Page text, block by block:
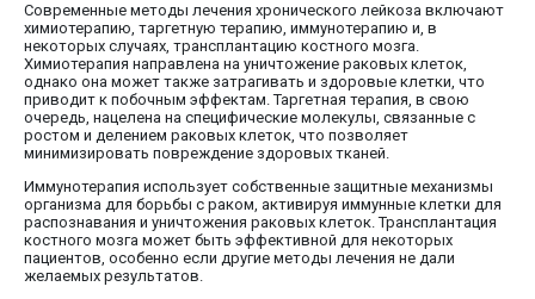
Современные методы лечения хронического лейкоза включают
химиотерапию, таргетную терапию, иммунотерапию и, в
некоторых случаях, трансплантацию костного мозга.
Химиотерапия направлена на уничтожение раковых клеток,
однако она может также затрагивать и здоровые клетки, что
приводит к побочным эффектам. Таргетная терапия, в свою
очередь, нацелена на специфические молекулы, связанные с
ростом и делением раковых клеток, что позволяет
минимизировать повреждение здоровых тканей.
Иммунотерапия использует собственные защитные механизмы
организма для борьбы с раком, активируя иммунные клетки для
распознавания и уничтожения раковых клеток. Трансплантация
костного мозга может быть эффективной для некоторых
пациентов, особенно если другие методы лечения не дали
желаемых результатов.